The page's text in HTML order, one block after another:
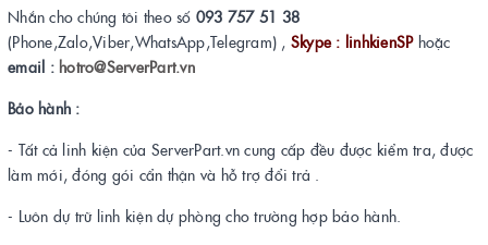
Nhắn cho chúng tôi theo số 093 757 51 38
(Phone,Zalo,Viber,WhatsApp,Telegram) , Skype : linhkienSPhoặc
email : hotro@ServerPart.vn
Bảo hành :
- Tất cả linh kiện của ServerPart.vn cung cấp đều được kiểm tra, được
làm mới, đóng gói cẩn thận và hỗ trợ đổi trả .
- Luôn dự trữ linh kiện dự phòng cho trường hợp bảo hành.